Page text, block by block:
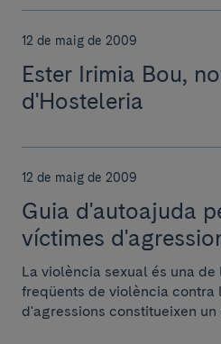
12 de maig de 2009
Ester Irimia Bou,
d'Hosteleria
12 de maig de 2009
Guia d'autoajuda
víctimes
La violència sexual és una de
freqüents de violència contra
d'agressions constitueixen